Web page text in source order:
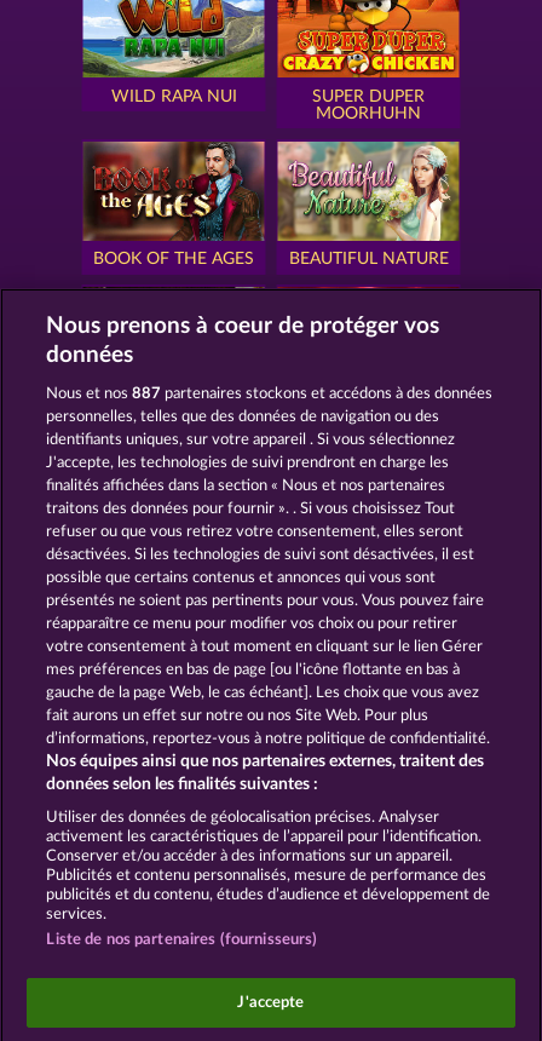
WILD RAPA NUI
SUPER DUPER
MOORHUHN
BOOK OF THE AGES BEAUTIFUL NATURE
SIMPLY THE BEST
GOLDEN EI OF
MOORHUHN
FOREVER
DIAMONDS
Voir tous les jeux
CGU Charte de confidentialité
Mentions légales Société FAQ
Facebook
Envoyer la demande de rétractation
Les jeux de casino sociaux sont prévus uniquement
à des fins de divertissement et n'ont absolument
Nous prenons à coeur de protéger vos
données
Nous et nos887 partenaires stockons et accédons à des données
personnelles, telles que des données de navigation ou des
identifiants uniques, sur votre appareil . Si vous sélectionnez
J'accepte, les technologies de suivi prendront en charge les
finalités affichées dans la section « Nous et nos partenaires
traitons des données pour fournir ». . Si vous choisissez Tout
refuser ou que vous retirez votre consentement, elles seront
désactivées. Si les technologies de suivi sont désactivées, il est
possible que certains contenus et annonces qui vous sont
présentés ne soient pas pertinents pour vous. Vous pouvez faire
réapparaître ce menu pour modifier vos choix ou pour retirer
votre consentement à tout moment en cliquant sur le lien Gérer
mes préférences en bas de page [ou l'icône flottante en bas à
gauche de la page Web, le cas échéant]. Les choix que vous avez
fait aurons un effet sur notre ou nos Site Web. Pour plus
d’informations, reportez-vous à notre politique de confidentialité.
Nos équipes ainsi que nos partenaires externes, traitent des
données selon les finalités suivantes :
Utiliser des données de géolocalisation précises. Analyser
activement les caractéristiques de l’appareil pour l’identification.
Conserver et/ou accéder à des informations sur un appareil.
Publicités et contenu personnalisés, mesure de performance des
publicités et du contenu, études d’audience et développement de
services.
Liste de nos partenaires (fournisseurs)
J'accepte